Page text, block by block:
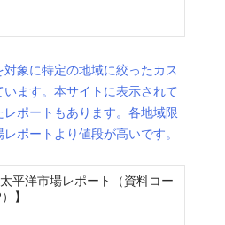
象に特定の地域に絞ったカス
ます。本サイトに表示されて
ポートもあります。各地域限
ポートより値段が高いです。
平洋市場レポート（資料コー
】